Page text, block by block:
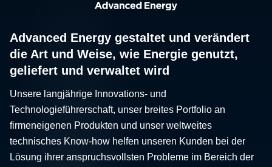
Advanced Energy gestaltet und verändert
die Art und Weise, wie Energie genutzt,
geliefert und verwaltet wird
Unsere langjährige Innovations- und
Technologieführerschaft, unser breites Portfolio an
firmeneigenen Produkten und unser weltweites
technisches Know-how helfen unseren Kunden bei der
Lösung ihrer anspruchsvollsten Probleme im Bereich der